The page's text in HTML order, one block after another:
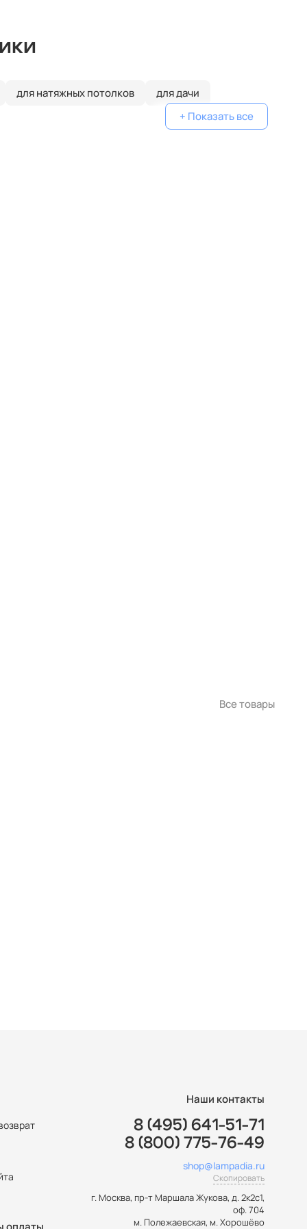
для натяжных потолков
для дачи
+ Показать все
Все товары
Наши контакты
8 (495) 641-51-71
8 (800) 775-76-49
shop@lampadia.ru
Скопировать
г. Москва, пр-т Маршала Жукова, д. 2к2с1,
оф. 704
м. Полежаевская, м. Хорошёво